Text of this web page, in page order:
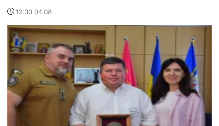
12:30 04.08